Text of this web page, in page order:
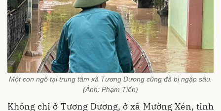
Một con ngõ tại trung tâm xã Tương Dương cũng đã bị ngập sâu.
(Ảnh: Phạm Tiến)
Không chỉ ở Tương Dương, ở xã Mường Xén, tỉnh